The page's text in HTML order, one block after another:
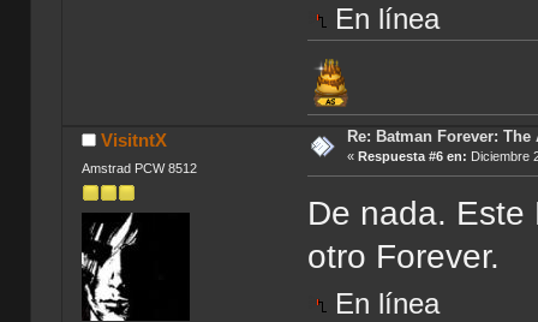
En línea
VisitntX
Amstrad PCW 8512
Re: Batman Forever: The
« Respuesta #6 en: Diciembre
De nada. Este
otro Forever.
En línea